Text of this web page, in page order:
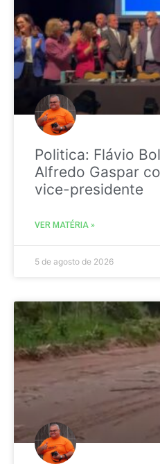
Politica: Flávio
Alfredo Gaspar
vice-presidente
VER MATÉRIA »
5 de agosto de 2026